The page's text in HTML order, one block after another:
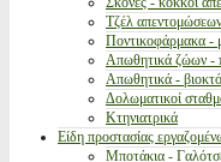
Τζέλ
Ποντικοφάρμακα -
Απωθητικά ζώων -
Απωθητικά -
Δολωματικοί
Κτηνιατρικά
Είδη προστασίας
Μποτάκια -